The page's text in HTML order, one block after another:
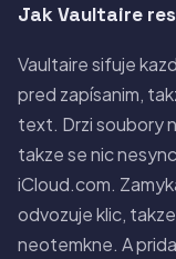
Jak Vaultaire
Vaultaire sifuje
pred zapísanim,
text. Drzi soubory
takze se nic
iCloud.com.
odvozuje klic,
neotemkne. A